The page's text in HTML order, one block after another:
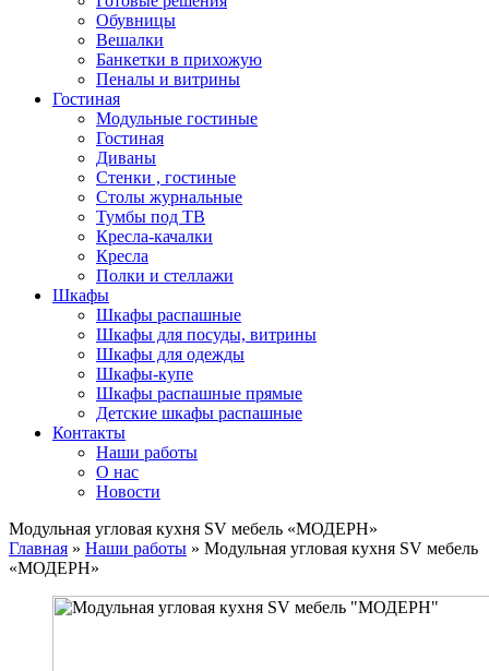
Обувницы
Вешалки
Банкетки в прихожую
Пеналы и витрины
Гостиная
Модульные гостиные
Гостиная
Диваны
Стенки , гостиные
Столы журнальные
Тумбы под ТВ
Кресла-качалки
Кресла
Полки и стеллажи
Шкафы
Шкафы распашные
Шкафы для посуды, витрины
Шкафы для одежды
Шкафы-купе
Шкафы распашные прямые
Детские шкафы распашные
Контакты
Наши работы
О нас
Новости
Модульная угловая кухня SV мебель «МОДЕРН»
Главная » Наши работы » Модульная угловая кухня SV мебель
«МОДЕРН»